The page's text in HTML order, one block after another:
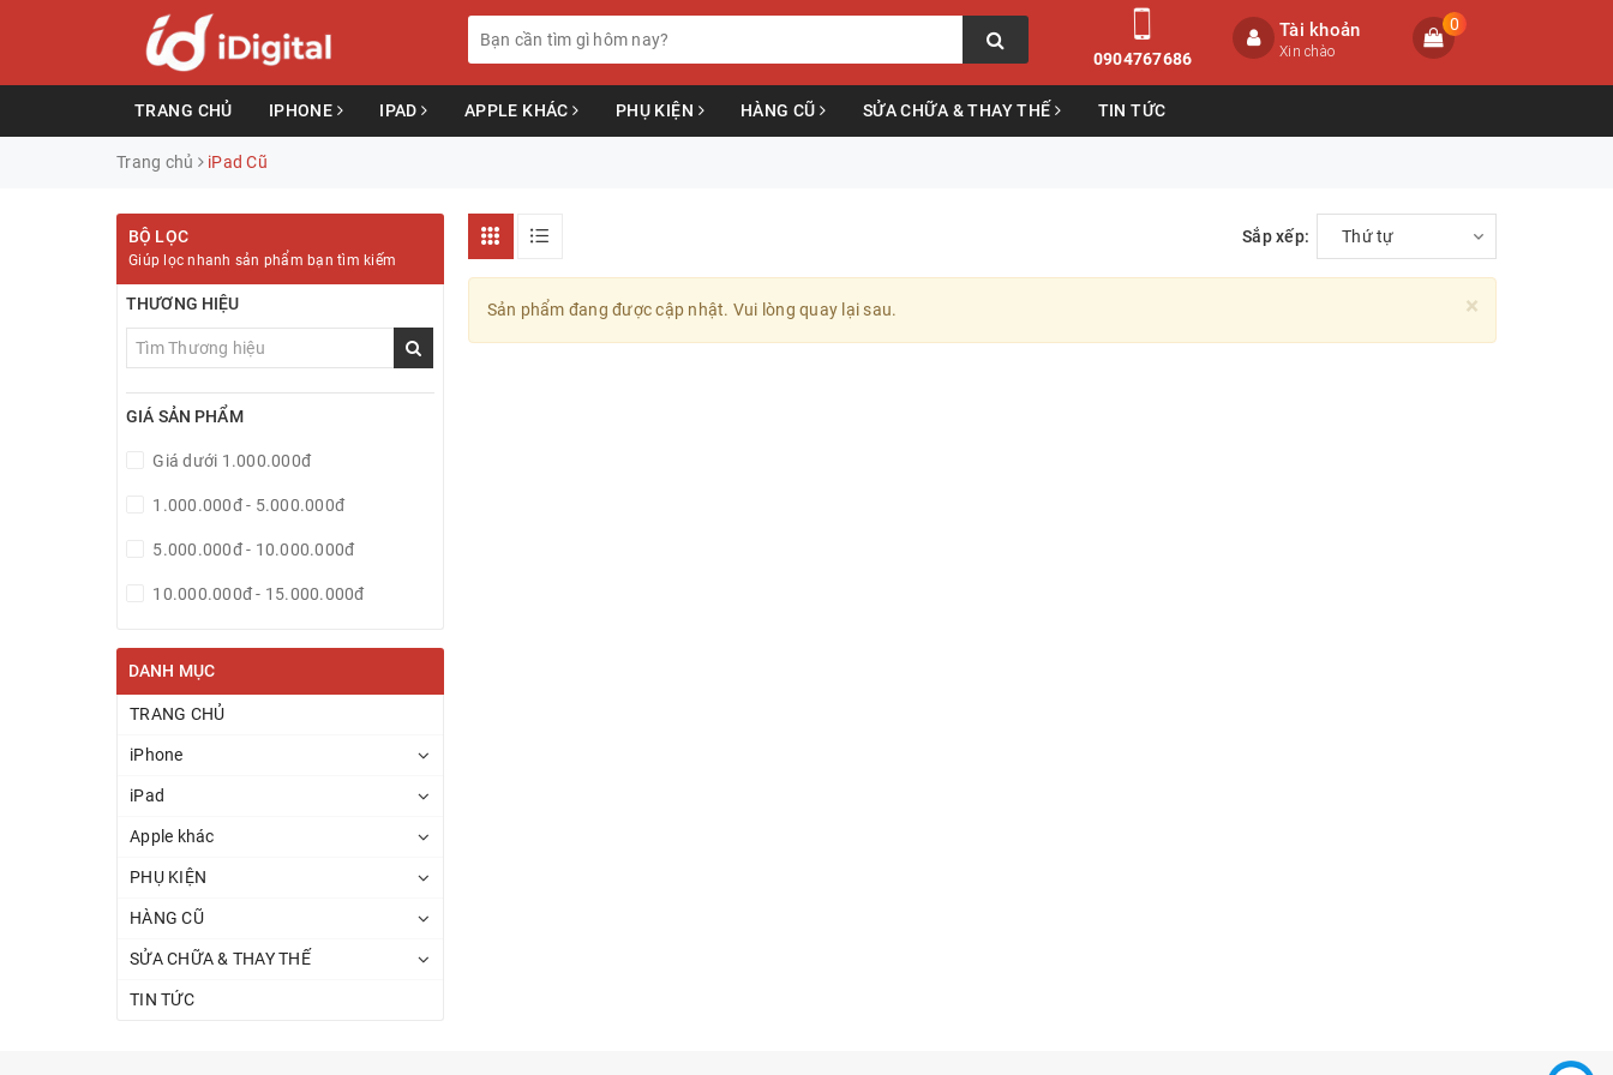
0904767686
Tài khoản
Xin chào
0
TRANG CHỦ IPHONE IPAD APPLE KHÁC PHỤ KIỆN HÀNG CŨ SỬA CHỮA & THAY THẾ TIN TỨC
Trang chủ iPad Cũ
BỘ LỌC
Giúp lọc nhanh sản phẩm bạn tìm kiếm
THƯƠNG HIỆU
GIÁ SẢN PHẨM
Giá dưới 1.000.000đ
1.000.000đ - 5.000.000đ
5.000.000đ - 10.000.000đ
10.000.000đ - 15.000.000đ
20.000.000đ - 25.000.000đ
DANH MỤC
TRANG CHỦ
iPhone
iPad
Apple khác
PHỤ KIỆN
HÀNG CŨ
SỬA CHỮA & THAY THẾ
TIN TỨC
Sắp xếp: Thứ tự
×
Sản phẩm đang được cập nhật. Vui lòng quay lại sau.